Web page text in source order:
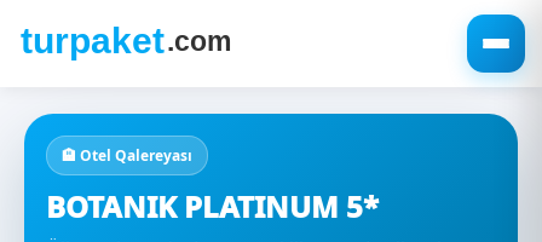
🏨 Otel Qalereyası
BOTANIK PLATINUM 5*